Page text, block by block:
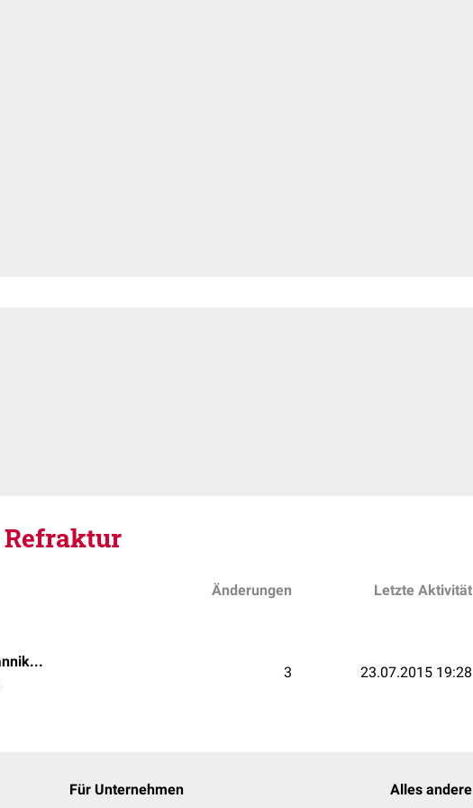
Refraktur
Änderungen Letzte Aktivität
Dr. med. Jannik Winter
3 23.07.2015 19:28
Für Unternehmen Alles andere